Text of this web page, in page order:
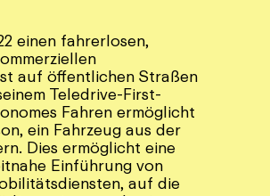
einen fahrerlosen,
auf öffentlichen Straßen
Teledrive-First-
Fahren ermöglicht
ein Fahrzeug aus der
Dies ermöglicht eine
Einführung von
auf die